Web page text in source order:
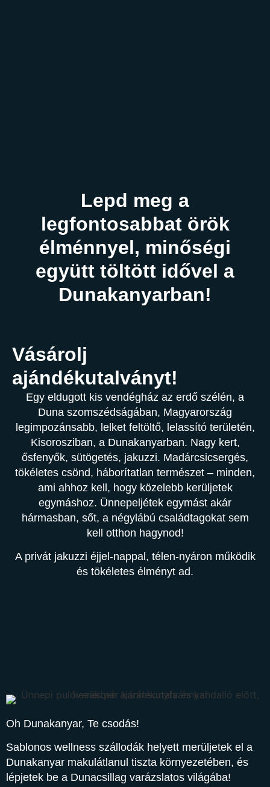
Lepd meg a
legfontosabbat örök
élménnyel, minőségi
együtt töltött idővel a
Dunakanyarban!
Vásárolj
ajándékutalványt!
Egy eldugott kis vendégház az erdő szélén, a
Duna szomszédságában, Magyarország
legimpozánsabb, lelket feltöltő, lelassító területén,
Kisorosziban, a Dunakanyarban. Nagy kert,
ősfenyők, sütögetés, jakuzzi. Madárcsicsergés,
tökéletes csönd, háborítatlan természet – minden,
ami ahhoz kell, hogy közelebb kerüljetek
egymáshoz. Ünnepeljétek egymást akár
hármasban, sőt, a négylábú családtagokat sem
kell otthon hagynod!
A privát jakuzzi éjjel-nappal, télen-nyáron működik
és tökéletes élményt ad.
Oh Dunakanyar, Te csodás!
Sablonos wellness szállodák helyett merüljetek el a
Dunakanyar makulátlanul tiszta környezetében, és
lépjetek be a Dunacsillag varázslatos világába!